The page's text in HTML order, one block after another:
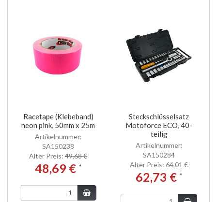
Racetape (Klebeband)
neon pink, 50mm x 25m
Artikelnummer:
SA150238
Alter Preis: 49,68 €
48,69 € *
Steckschlüsselsatz
Motoforce ECO, 40-
teilig
Artikelnummer:
SA150284
Alter Preis: 64,01 €
62,73 € *